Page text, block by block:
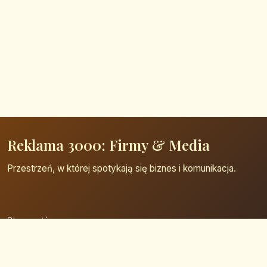
Reklama 3000: Firmy & Media
Przestrzeń, w której spotykają się biznes i komunikacja.
Strona główna